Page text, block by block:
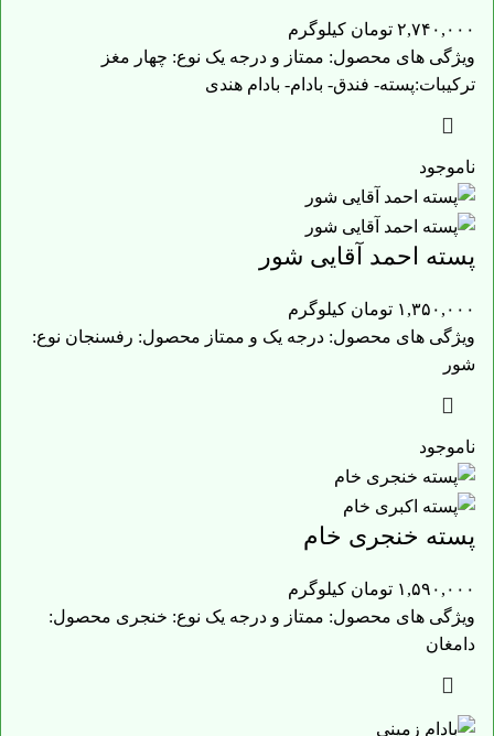
۲,۷۴۰,۰۰۰ تومان کیلوگرم
ویژگی های محصول: ممتاز و درجه یک نوع: چهار مغز
ترکیبات:پسته- فندق- بادام- بادام هندی
ناموجود
پسته احمد آقایی شور
۱,۳۵۰,۰۰۰ تومان کیلوگرم
ویژگی های محصول: درجه یک و ممتاز محصول: رفسنجان نوع:
شور
ناموجود
پسته خنجری خام
۱,۵۹۰,۰۰۰ تومان کیلوگرم
ویژگی های محصول: ممتاز و درجه یک نوع: خنجری محصول:
دامغان